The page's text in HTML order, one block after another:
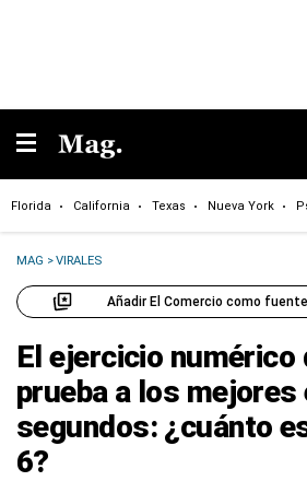
Florida California Texas Nueva York
MAG >VIRALES
Añadir El Comercio como
El ejercicio numérico
prueba a los mejores
segundos: ¿cuánto
6?